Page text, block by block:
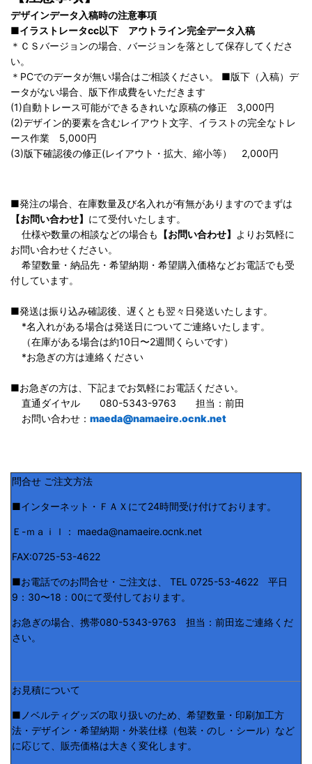
デザインデータ入稿時の注意事項
■イラストレータcc以下 アウトライン完全データ入稿
＊ＣＳバージョンの場合、バージョンを落として保存してくださ
い。
＊PCでのデータが無い場合はご相談ください。 ■版下（入稿）デ
ータがない場合、版下作成費をいただきます
(1)自動トレース可能ができるきれいな原稿の修正 3,000円
(2)デザイン的要素を含むレイアウト文字、イラストの完全なトレ
ース作業 5,000円
(3)版下確認後の修正(レイアウト・拡大、縮小等） 2,000円
■発注の場合、在庫数量及び名入れが有無がありますのでまずは
【お問い合わせ】 にて受付いたします。
仕様や数量の相談などの場合も
【お問い合わせ】
よりお気軽に
お問い合わせください。
希望数量・納品先・希望納期・希望購入価格などお電話でも受
付しています。
■発送は振り込み確認後、遅くとも翌々日発送いたします。
*名入れがある場合は発送日についてご連絡いたします。
（在庫がある場合は約10日〜2週間くらいです）
*お急ぎの方は連絡ください
■お急ぎの方は、下記までお気軽にお電話ください。
直通ダイヤル 080-5343-9763 担当：前田
お問い合わせ： maeda@namaeire.ocnk.net
問合せ ご注文方法
■インターネット・ＦＡＸにて24時間受け付けております。
Ｅ-ｍａｉｌ： maeda@namaeire.ocnk.net
FAX:0725-53-4622
■お電話でのお問合せ・ご注文は、 TEL 0725-53-4622 平日
9：30〜18：00にて受付しております。
お急ぎの場合、携帯080-5343-9763 担当：前田迄ご連絡くだ
さい。
お見積について
■ノベルティグッズの取り扱いのため、希望数量・印刷加工方
法・デザイン・希望納期・外装仕様（包装・のし・シール）など
に応じて、販売価格は大きく変化します。